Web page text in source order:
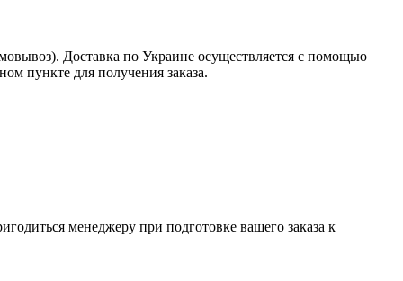
Доставка по Украине осуществляется с помощью
пункте для получения заказа.
менеджеру при подготовке вашего заказа к